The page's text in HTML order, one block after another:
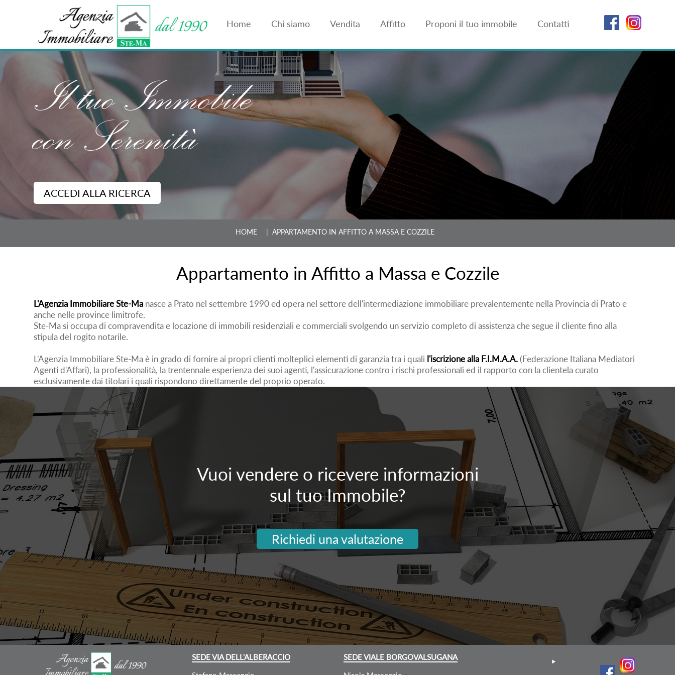
Home Chi siamo Vendita Affitto Proponi il tuo immobile Contatti
Il tuo Immobile
con Serenità
ACCEDI ALLA RICERCA
HOME | APPARTAMENTO IN AFFITTO A MASSA E COZZILE
Appartamento in Affitto a Massa e Cozzile
L'Agenzia Immobiliare Ste-Ma nasce a Prato nel settembre 1990 ed opera nel settore dell'intermediazione immobiliare prevalentemente nella Provincia di Prato e
anche nelle province limitrofe.
Ste-Ma si occupa di compravendita e locazione di immobili residenziali e commerciali svolgendo un servizio completo di assistenza che segue il cliente fino alla
stipula del rogito notarile.
L'Agenzia Immobiliare Ste-Ma è in grado di fornire ai propri clienti molteplici elementi di garanzia tra i quali l'iscrizione alla F.I.M.A.A.(Federazione Italiana Mediatori
Agenti d'Affari), la professionalità, la trentennale esperienza dei suoi agenti, l'assicurazione contro i rischi professionali ed il rapporto con la clientela curato
esclusivamente dai titolari i quali rispondono direttamente del proprio operato.
Vuoi vendere o ricevere informazioni
sul tuo Immobile?
Richiedi una valutazione
SEDE VIA DELL'ALBERACCIO
SEDE VIALE BORGOVALSUGANA